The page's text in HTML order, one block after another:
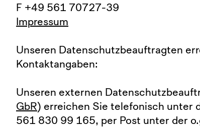
F +49 561 70727-39
Impressum
Unseren Datenschutzbeauftragten
Kontaktangaben:
Unseren externen
GbR) erreichen Sie telefonisch unter
561 830 99 165, per Post unter der